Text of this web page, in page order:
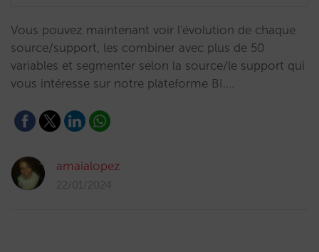
Vous pouvez maintenant voir l'évolution de chaque
source/support, les combiner avec plus de 50
variables et segmenter selon la source/le support qui
vous intéresse sur notre plateforme BI.…
amaialopez
22/01/2024